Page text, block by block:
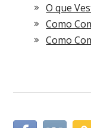
O que
Como
Como